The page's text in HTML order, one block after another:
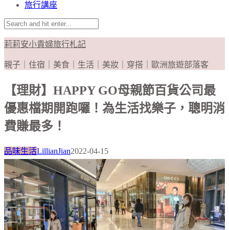
旅行講座
莉莉安小貴婦旅行札記
親子｜住宿｜美食｜生活｜美妝｜穿搭｜歐洲旅遊部落客
【理財】HAPPY GO母親節百貨公司最
優惠檔期開跑囉！為生活找樂子，聰明消
費賺最多！
品味生活LillianJian2022-04-15